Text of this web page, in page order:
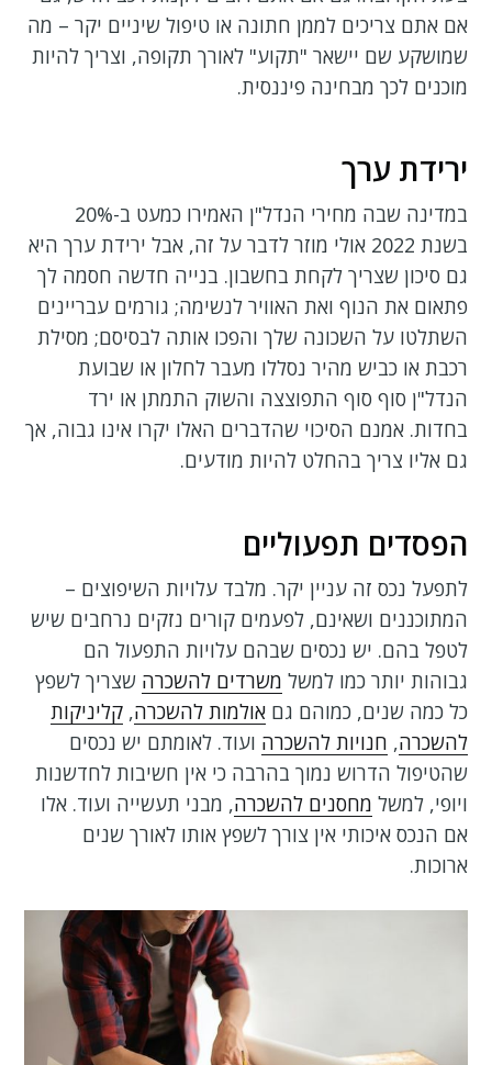
אם אתם צריכים לממן חתונה או טיפול שיניים יקר – מה
שמושקע שם יישאר "תקוע" לאורך תקופה, וצריך להיות
מוכנים לכך מבחינה פיננסית.
ירידת ערך
במדינה שבה מחירי הנדל"ן האמירו כמעט ב-20%
בשנת 2022 אולי מוזר לדבר על זה, אבל ירידת ערך היא
גם סיכון שצריך לקחת בחשבון. בנייה חדשה חסמה לך
פתאום את הנוף ואת האוויר לנשימה; גורמים עבריינים
השתלטו על השכונה שלך והפכו אותה לבסיסם; מסילת
רכבת או כביש מהיר נסללו מעבר לחלון או שבועת
הנדל"ן סוף סוף התפוצצה והשוק התמתן או ירד
בחדות. אמנם הסיכוי שהדברים האלו יקרו אינו גבוה, אך
גם אליו צריך בהחלט להיות מודעים.
הפסדים תפעוליים
לתפעל נכס זה עניין יקר. מלבד עלויות השיפוצים –
המתוכננים ושאינם, לפעמים קורים נזקים נרחבים שיש
לטפל בהם. יש נכסים שבהם עלויות התפעול הם
גבוהות יותר כמו למשל משרדים להשכרה שצריך לשפץ
כל כמה שנים, כמוהם גםאולמות להשכרה,קליניקות
להשכרה, חנויות להשכרה ועוד. לאומתם יש נכסים
שהטיפול הדרוש נמוך בהרבה כי אין חשיבות לחדשנות
ויופי, למשל מחסנים להשכרה, מבני תעשייה ועוד. אלו
אם הנכס איכותי אין צורך לשפץ אותו לאורך שנים
ארוכות.